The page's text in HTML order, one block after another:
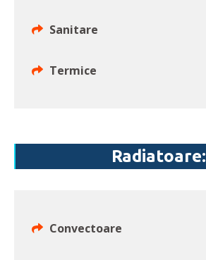
Sanitare
Termice
Radiatoare:
Convectoare